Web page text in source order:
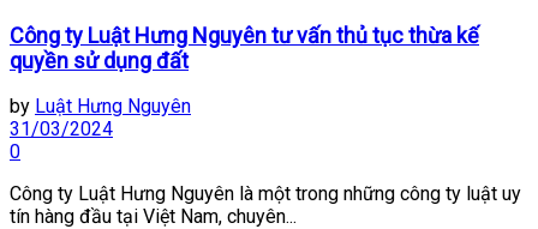
Công ty Luật Hưng Nguyên tư vấn thủ tục thừa kế
quyền sử dụng đất
by Luật Hưng Nguyên
31/03/2024
0
Công ty Luật Hưng Nguyên là một trong những công ty luật uy
tín hàng đầu tại Việt Nam, chuyên...